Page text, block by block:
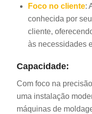
Foco no cliente:
conhecida por
cliente,
às necessidades
Capacidade:
Com foco na
uma instalação
máquinas de